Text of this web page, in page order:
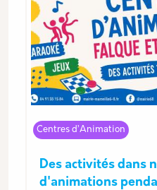
Centres d’Animation
Des activités dans
d'animations